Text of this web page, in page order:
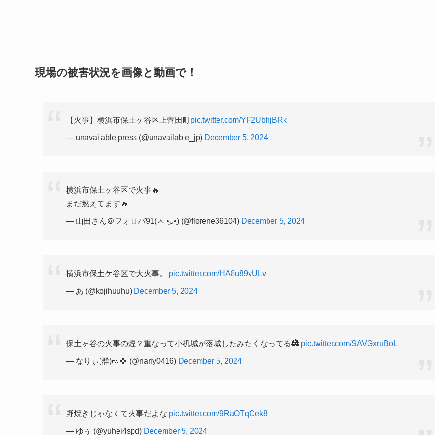
現場の被害状況を画像と動画で！
【火事】横浜市保土ヶ谷区上菅田町pic.twitter.com/YF2UbhjBRk
— unavailable press (@unavailable_jp) December 5, 2024
横浜市保土ヶ谷区で火事🔥
まだ燃えてます🔥
— 山田さん＠フォロバ91(ㅅ •͈ᴗ•͈) (@florene36104) December 5, 2024
横浜市保土ケ谷区で大火事。 pic.twitter.com/HA8u89vULv
— あ (@kojihuuhu) December 5, 2024
保土ヶ谷の火事の煙？重なって小机城が落城したみたくなってる🏯 pic.twitter.com/SAVGxruBoL
— なりぃ(群)🍬🍀 (@nariy0416) December 5, 2024
野焼きじゃなくて火事だよな pic.twitter.com/9RaOTqCek8
— ゆぅ (@yuhei4spd) December 5, 2024